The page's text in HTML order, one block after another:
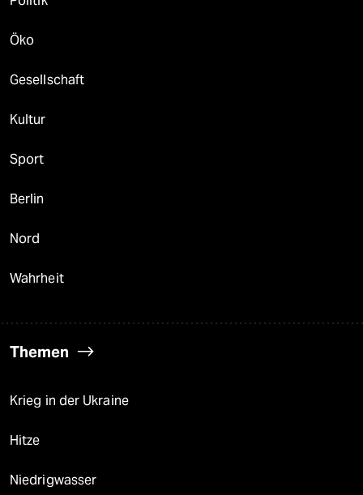
Öko
Gesellschaft
Kultur
Sport
Berlin
Nord
Wahrheit
Themen
Krieg in der Ukraine
Hitze
Niedrigwasser